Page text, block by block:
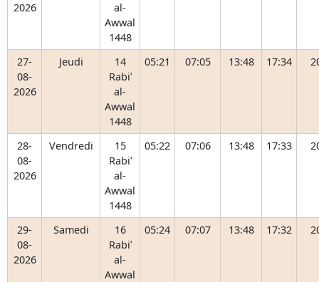
2026
al-
Awwal
1448
27-
08-
2026
Jeudi
14
Rabiʿ
al-
Awwal
1448
05:21 07:05 13:48 17:34
28-
08-
2026
Vendredi
15
Rabiʿ
al-
Awwal
1448
05:22 07:06 13:48 17:33
29-
08-
2026
Samedi
16
Rabiʿ
al-
Awwal
05:24 07:07 13:48 17:32